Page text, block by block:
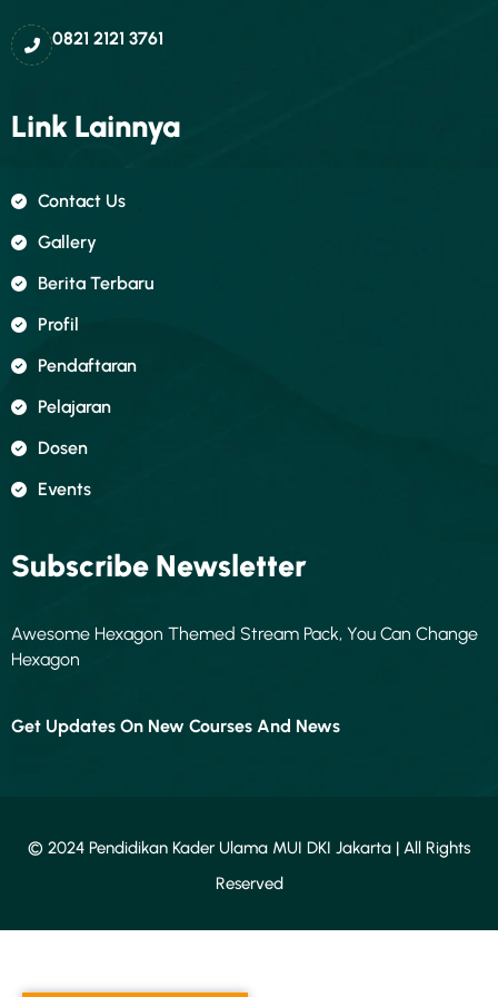
0821 2121 3761
Link Lainnya
Contact Us
Gallery
Berita Terbaru
Profil
Pendaftaran
Pelajaran
Dosen
Events
Subscribe Newsletter
Awesome Hexagon Themed Stream Pack, You Can Change
Hexagon
Get Updates On New Courses And News
© 2024 Pendidikan Kader Ulama MUI DKI Jakarta | All Rights
Reserved